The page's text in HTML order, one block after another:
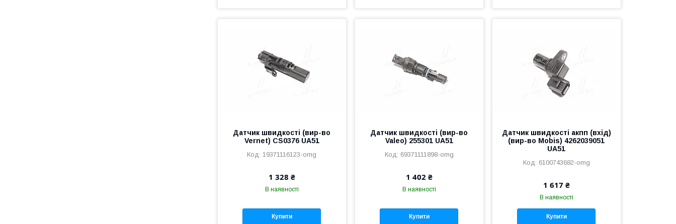
Датчик швидкості (вир-во
Vernet) CS0376 UA51
19371116123-omg
1 328 ₴
В наявності
Купити
Датчик швидкості (вир-во
Valeo) 255301 UA51
69371111898-omg
1 402 ₴
В наявності
Купити
Датчик швидкості акпп (вхід)
(вир-во Mobis) 4262039051
UA51
6100743682-omg
1 617 ₴
В наявності
Купити